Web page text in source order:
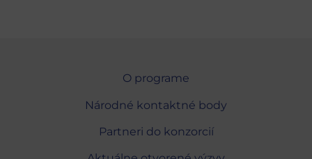
O programe
Národné kontaktné body
Partneri do konzorcií